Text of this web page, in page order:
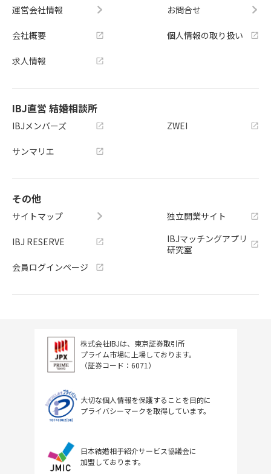
運営会社情報
会社概要
求人情報
お問合せ
個人情報の取り扱い
IBJ直営 結婚相談所
IBJメンバーズ
サンマリエ
ZWEI
その他
サイトマップ
IBJ RESERVE
会員ログインページ
独立開業サイト
IBJマッチングアプリ
研究室
株式会社IBJは、東京証券取引所
プライム市場に上場しております。
（証券コード：6071）
大切な個人情報を保護することを目的に
プライバシーマークを取得しています。
日本結婚相手紹介サービス協議会に
加盟しております。